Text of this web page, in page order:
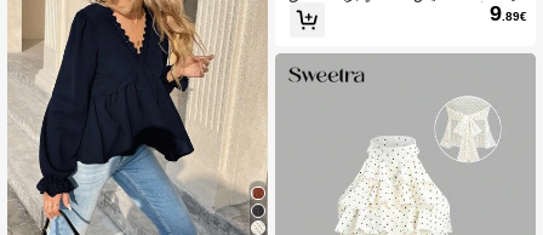
و بدون أكمام ومطبوع عليه لصيف
9.89€